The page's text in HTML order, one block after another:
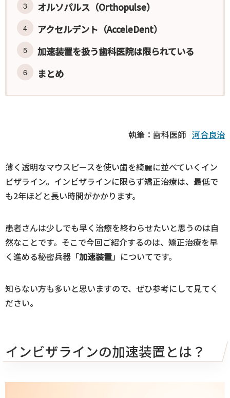
オルソパルス（Orthopulse）
アクセルデント（AcceleDent）
加速装置を扱う歯科医院は限られている
まとめ
執筆：歯科医師 河合良治
薄く透明なマウスピースを使い歯を綺麗に並べていくイン
ビザライン。インビザラインに限らず矯正治療は、最低で
も2年ほどと長い時間がかかります。
患者さんは少しでも早く治療を終わらせたいと思うのは自
然なことです。そこで今回ご紹介するのは、矯正治療を早
く進める秘密兵器「加速装置」についてです。
知らない方も多いと思いますので、ぜひ参考にして見てく
ださい。
インビザラインの加速装置とは？